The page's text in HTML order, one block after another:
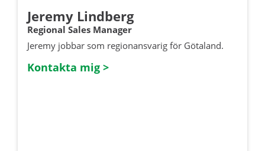
Jeremy Lindberg
Regional Sales Manager
Jeremy jobbar som regionansvarig för Götaland.
Kontakta mig >